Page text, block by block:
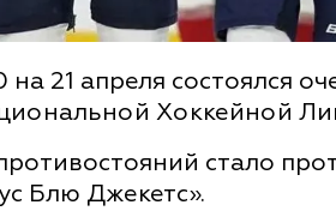
на 21 апреля состоялся
Хоккейной
стало
Блю Джекетс».